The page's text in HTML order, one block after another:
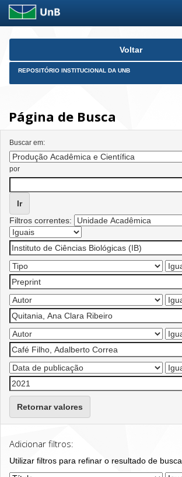
Skip
Voltar
REPOSITÓRIO INSTITUCIONAL DA UNB
Página de Busca
Buscar em:
por
Filtros correntes:
Retornar valores
Adicionar filtros:
Utilizar filtros para refinar o resultado de busca.